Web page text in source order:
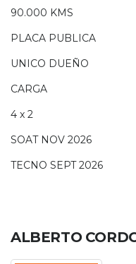
90.000 KMS
PLACA PUBLICA
UNICO DUEÑO
CARGA
4 x 2
SOAT NOV 2026
TECNO SEPT 2026
ALBERTO